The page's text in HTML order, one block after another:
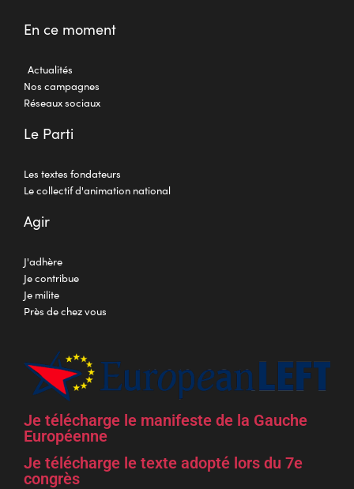
En ce moment
Actualités
Nos campagnes
Réseaux sociaux
Le Parti
Les textes fondateurs
Le collectif d'animation national
Agir
J'adhère
Je contribue
Je milite
Près de chez vous
Je télécharge le manifeste de la Gauche
Européenne
Je télécharge le texte adopté lors du 7e
congrès